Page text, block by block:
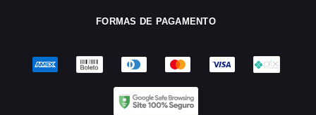
FORMAS DE PAGAMENTO